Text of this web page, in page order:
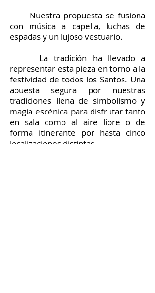
Nuestra propuesta se fusiona
con música a capella, luchas de
espadas y un lujoso vestuario.
La tradición ha llevado a
representar esta pieza en torno a la
festividad de todos los Santos. Una
apuesta segura por nuestras
tradiciones llena de simbolismo y
magia escénica para disfrutar tanto
en sala como al aire libre o de
forma itinerante por hasta cinco
localizaciones distintas.